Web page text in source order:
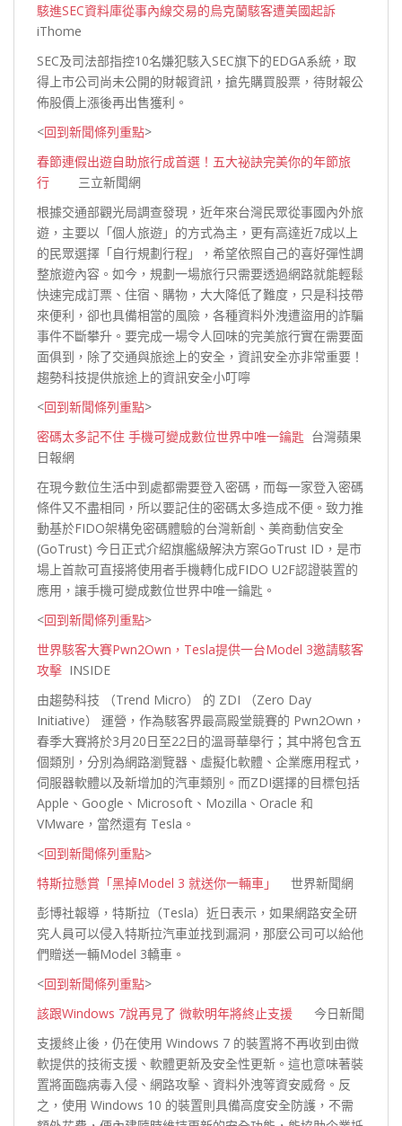
駭進SEC資料庫從事內線交易的烏克蘭駭客遭美國起訴
iThome
SEC及司法部指控10名嫌犯駭入SEC旗下的EDGA系統，取
得上市公司尚未公開的財報資訊，搶先購買股票，待財報公
佈股價上漲後再出售獲利。
<回到新聞條列重點>
春節連假出遊自助旅行成首選！五大祕訣完美你的年節旅
行 三立新聞網
根據交通部觀光局調查發現，近年來台灣民眾從事國內外旅
遊，主要以「個人旅遊」的方式為主，更有高達近7成以上
的民眾選擇「自行規劃行程」，希望依照自己的喜好彈性調
整旅遊內容。如今，規劃一場旅行只需要透過網路就能輕鬆
快速完成訂票、住宿、購物，大大降低了難度，只是科技帶
來便利，卻也具備相當的風險，各種資料外洩遭盜用的詐騙
事件不斷攀升。要完成一場令人回味的完美旅行實在需要面
面俱到，除了交通與旅途上的安全，資訊安全亦非常重要！
趨勢科技提供旅途上的資訊安全小叮嚀
<回到新聞條列重點>
密碼太多記不住 手機可變成數位世界中唯一鑰匙 台灣蘋果
日報網
在現今數位生活中到處都需要登入密碼，而每一家登入密碼
條件又不盡相同，所以要記住的密碼太多造成不便。致力推
動基於FIDO架構免密碼體驗的台灣新創、美商動信安全
(GoTrust) 今日正式介紹旗艦級解決方案GoTrust ID，是市
場上首款可直接將使用者手機轉化成FIDO U2F認證裝置的
應用，讓手機可變成數位世界中唯一鑰匙。
<回到新聞條列重點>
世界駭客大賽Pwn2Own，Tesla提供一台Model 3邀請駭客
攻擊 INSIDE
由趨勢科技 （Trend Micro） 的 ZDI （Zero Day
Initiative） 運營，作為駭客界最高殿堂競賽的 Pwn2Own，
春季大賽將於3月20日至22日的溫哥華舉行；其中將包含五
個類別，分別為網路瀏覽器、虛擬化軟體、企業應用程式，
伺服器軟體以及新增加的汽車類別。而ZDI選擇的目標包括
Apple、Google、Microsoft、Mozilla、Oracle 和
VMware，當然還有 Tesla。
<回到新聞條列重點>
特斯拉懸賞「黑掉Model 3 就送你一輛車」
世界新聞網
彭博社報導，特斯拉（Tesla）近日表示，如果網路安全研
究人員可以侵入特斯拉汽車並找到漏洞，那麼公司可以給他
們贈送一輛Model 3轎車。
<回到新聞條列重點>
該跟Windows 7說再見了 微軟明年將終止支援 今日新聞
支援終止後，仍在使用 Windows 7 的裝置將不再收到由微
軟提供的技術支援、軟體更新及安全性更新。這也意味著裝
置將面臨病毒入侵、網路攻擊、資料外洩等資安威脅。反
之，使用 Windows 10 的裝置則具備高度安全防護，不需